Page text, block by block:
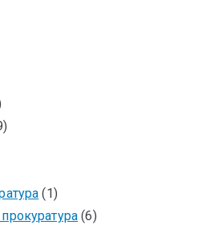
(1)
(6)